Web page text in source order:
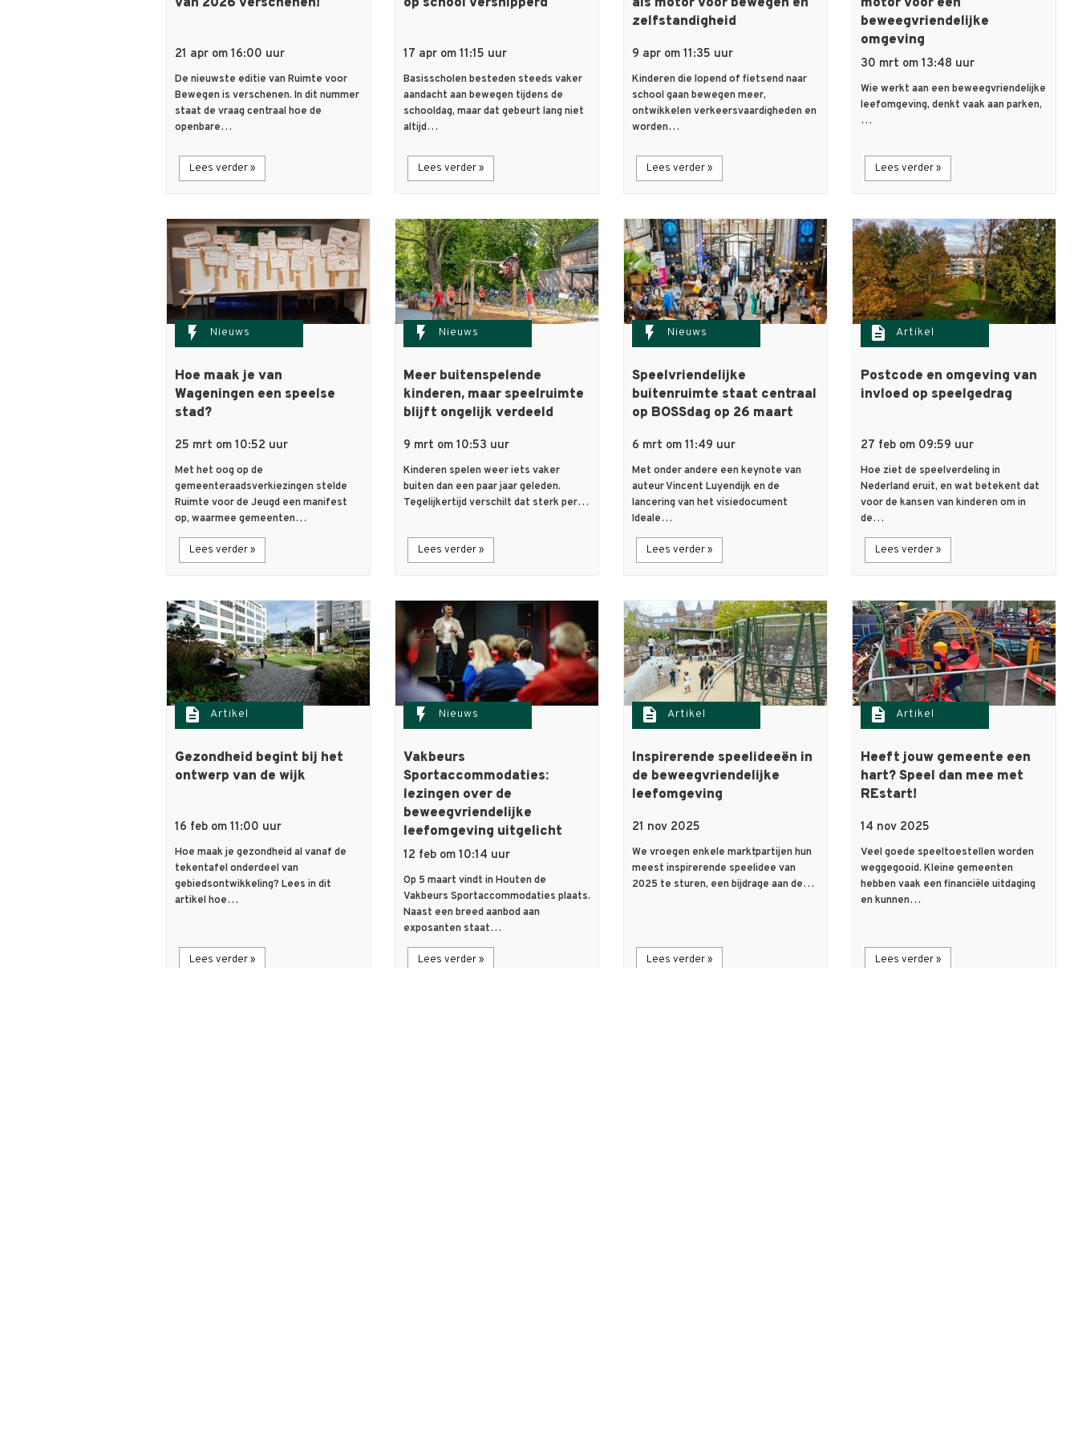
21 apr om 16:00 uur
De nieuwste editie van Ruimte voor
Bewegen is verschenen. In dit nummer
staat de vraag centraal hoe de
openbare…
Lees verder »
17 apr om 11:15 uur
Basisscholen besteden steeds vaker
aandacht aan bewegen tijdens de
schooldag, maar dat gebeurt lang niet
altijd…
Lees verder »
zelfstandigheid
9 apr om 11:35 uur
Kinderen die lopend of fietsend naar
school gaan bewegen meer,
ontwikkelen verkeersvaardigheden en
worden…
Lees verder »
beweegvriendelijke
omgeving
30 mrt om 13:48 uur
Wie werkt aan een beweegvriendelijke
leefomgeving, denkt vaak aan parken,
…
Lees verder »
flash_on Nieuws
Hoe maak je van
Wageningen een speelse
stad?
25 mrt om 10:52 uur
Met het oog op de
gemeenteraadsverkiezingen stelde
Ruimte voor de Jeugd een manifest
op, waarmee gemeenten…
Lees verder »
flash_on Nieuws
Meer buitenspelende
kinderen, maar speelruimte
blijft ongelijk verdeeld
9 mrt om 10:53 uur
Kinderen spelen weer iets vaker
buiten dan een paar jaar geleden.
Tegelijkertijd verschilt dat sterk per…
Lees verder »
flash_on Nieuws
Speelvriendelijke
buitenruimte staat centraal
op BOSSdag op 26 maart
6 mrt om 11:49 uur
Met onder andere een keynote van
auteur Vincent Luyendijk en de
lancering van het visiedocument
Ideale…
Lees verder »
description Artikel
Postcode en omgeving van
invloed op speelgedrag
27 feb om 09:59 uur
Hoe ziet de speelverdeling in
Nederland eruit, en wat betekent dat
voor de kansen van kinderen om in
de…
Lees verder »
description Artikel
Gezondheid begint bij het
ontwerp van de wijk
16 feb om 11:00 uur
Hoe maak je gezondheid al vanaf de
tekentafel onderdeel van
gebiedsontwikkeling? Lees in dit
artikel hoe…
Lees verder »
flash_on Nieuws
Vakbeurs
Sportaccommodaties:
lezingen over de
beweegvriendelijke
leefomgeving uitgelicht
12 feb om 10:14 uur
Op 5 maart vindt in Houten de
Vakbeurs Sportaccommodaties plaats.
Naast een breed aanbod aan
exposanten staat…
Lees verder »
description Artikel
Inspirerende speelideeën in
de beweegvriendelijke
leefomgeving
21 nov 2025
We vroegen enkele marktpartijen hun
meest inspirerende speelidee van
2025 te sturen, een bijdrage aan de…
Lees verder »
description Artikel
Heeft jouw gemeente een
hart? Speel dan mee met
REstart!
14 nov 2025
Veel goede speeltoestellen worden
weggegooid. Kleine gemeenten
hebben vaak een financiële uitdaging
en kunnen…
Lees verder »